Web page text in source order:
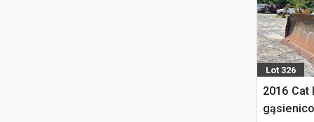
Lot 326
2016 Cat